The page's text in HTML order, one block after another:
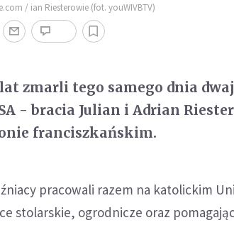
/ ian Riesterowie (fot. youWIVBTV)
zmarli tego samego dnia
- bracia Julian i Adrian
franciszkańskim.
pracowali razem na katolickim
stolarskie, ogrodnicze oraz